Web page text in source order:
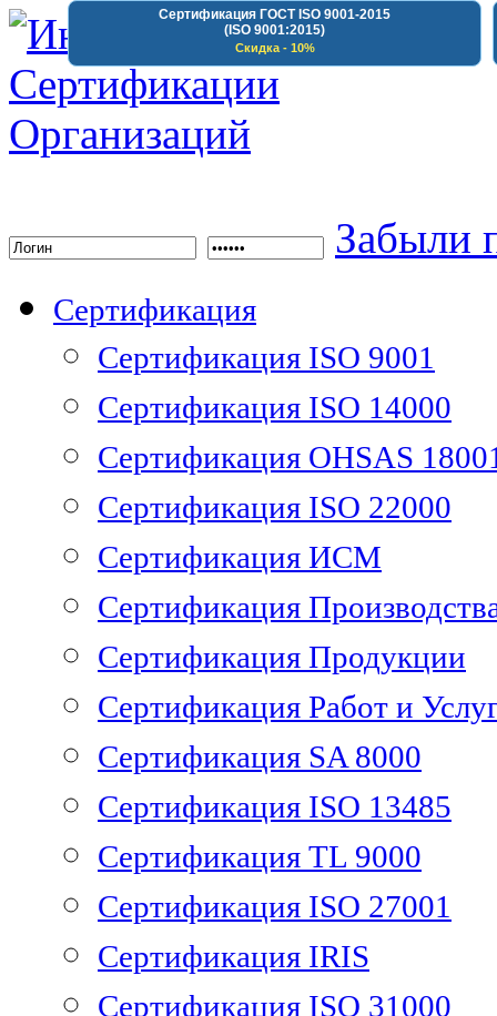
Сертификация ГОСТ ISO 9001-2015
(ISO 9001:2015)
Скидка - 10%
Забыли
Сертификация
Сертификация ISO 9001
Сертификация ISO 14000
Сертификация OHSAS
Сертификация ISO 22000
Сертификация ИСМ
Сертификация
Сертификация Продукции
Сертификация Работ и
Сертификация SA 8000
Сертификация ISO 13485
Сертификация TL 9000
Сертификация ISO 27001
Сертификация IRIS
Сертификация ISO 31000